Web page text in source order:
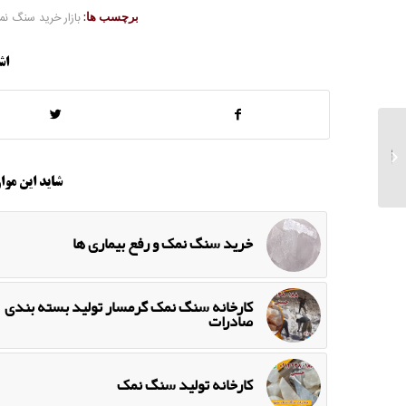
برچسب ها:بازار خرید سنگ
شاید این
خرید سنگ نمک و رفع بیماری ها
کارخانه سنگ نمک گرمسار تولید بسته بندی
صادرات
کارخانه تولید سنگ نمک